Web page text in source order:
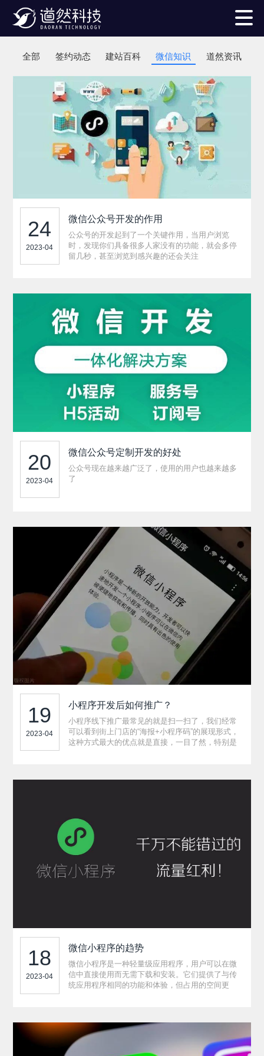
全部 签约动态 建站百科 微信知识 道然资讯
24
2023-04
微信公众号开发的作用
公众号的开发起到了一个关键作用，当用户浏览
时，发现你们具备很多人家没有的功能，就会多停
留几秒，甚至浏览到感兴趣的还会关注
20
2023-04
微信公众号定制开发的好处
公众号现在越来越广泛了，使用的用户也越来越多
了
19
2023-04
小程序开发后如何推广？
小程序线下推广最常见的就是扫一扫了，我们经常
可以看到街上门店的“海报+小程序码”的展现形式，
这种方式最大的优点就是直接，一目了然，特别是
18
2023-04
微信小程序的趋势
微信小程序是一种轻量级应用程序，用户可以在微
信中直接使用而无需下载和安装。它们提供了与传
统应用程序相同的功能和体验，但占用的空间更